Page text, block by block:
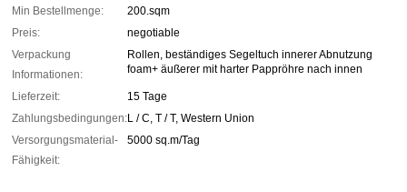
Min Bestellmenge:
200.sqm
Preis:
negotiable
Verpackung
Informationen:
Rollen, beständiges Segeltuch innerer Abnutzung
foam+ äußerer mit harter Pappröhre nach innen
Lieferzeit:
15 Tage
Zahlungsbedingungen:L / C, T / T, Western Union
Versorgungsmaterial-
Fähigkeit:
5000 sq.m/Tag